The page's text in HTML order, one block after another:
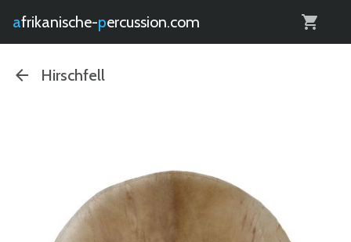
afrikanische- percussion.com
Hirschfell